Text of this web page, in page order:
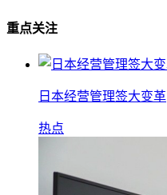
重点关注
日本经营管理签大变革
热点